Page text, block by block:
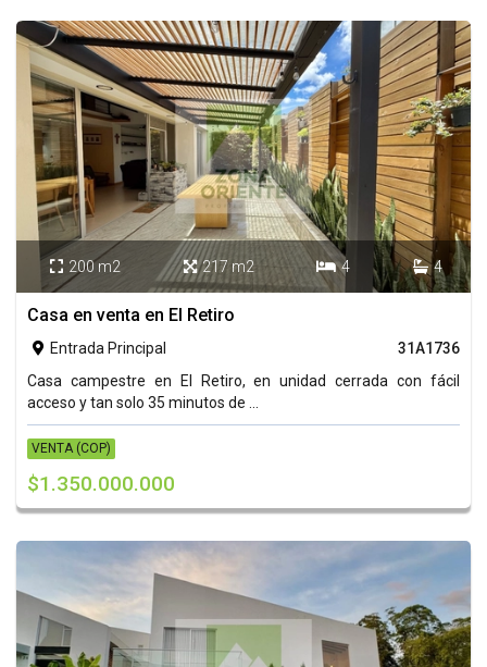
 200 m2  217 m2  4  4
Casa en venta en El Retiro
 Entrada Principal
31A1736
Casa campestre en El Retiro, en unidad cerrada con fácil
acceso y tan solo 35 minutos de ...
VENTA (COP)
$1.350.000.000